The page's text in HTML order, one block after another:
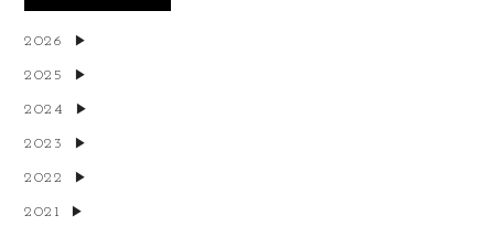
2026
2025
2024
2023
2022
2021